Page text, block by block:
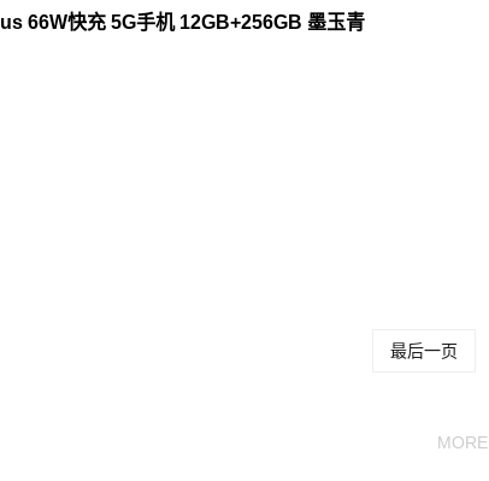
66W快充 5G手机 12GB+256GB 墨玉青
最后一页
MORE